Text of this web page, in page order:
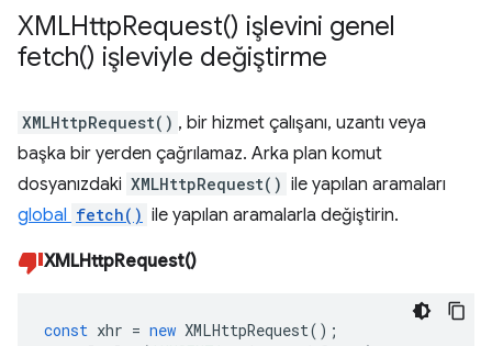
XMLHttpRequest() işlevini genel
fetch() işleviyle değiştirme
XMLHttpRequest() , bir hizmet çalışanı, uzantı veya
başka bir yerden çağrılamaz. Arka plan komut
dosyanızdaki XMLHttpRequest() ile yapılan aramaları
global fetch() ile yapılan aramalarla değiştirin.
XMLHttpRequest()
const xhr = new XMLHttpRequest();